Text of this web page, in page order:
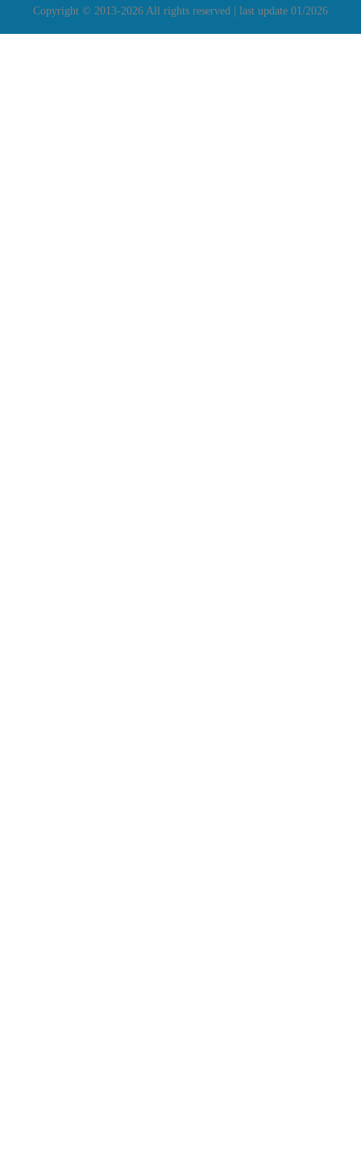
Copyright © 2013-2026 All rights reserved | last update 01/2026